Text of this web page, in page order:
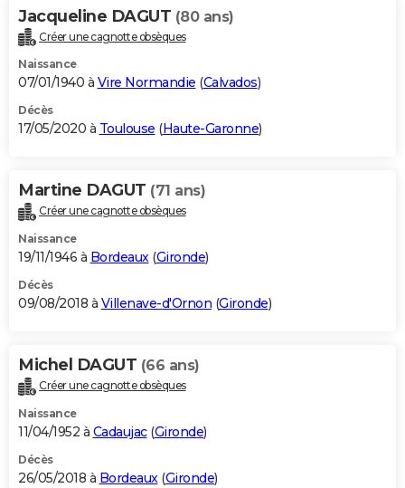
Jacqueline DAGUT (80 ans)
Créer une cagnotte obsèques
Naissance
07/01/1940 à Vire Normandie (Calvados)
Décès
17/05/2020 à Toulouse (Haute-Garonne)
Martine DAGUT (71 ans)
Créer une cagnotte obsèques
Naissance
19/11/1946 à Bordeaux(Gironde)
Décès
09/08/2018 à Villenave-d'Ornon (Gironde)
Michel DAGUT (66 ans)
Créer une cagnotte obsèques
Naissance
11/04/1952 à Cadaujac(Gironde)
Décès
26/05/2018 à Bordeaux(Gironde)